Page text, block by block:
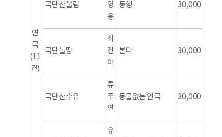
연
극
(11
건)
극단 산울림
영
웅
동행 30,000
극단 놀땅
최
진
아
본다 30,000
극단 산수유
류
주
연
동물없는 연극 30,000
유